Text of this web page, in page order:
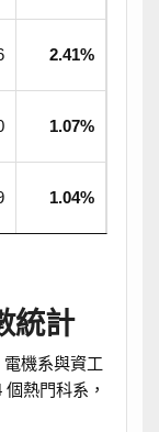
2.41%
1.07%
1.04%
統計
機系與資工
熱門科系，